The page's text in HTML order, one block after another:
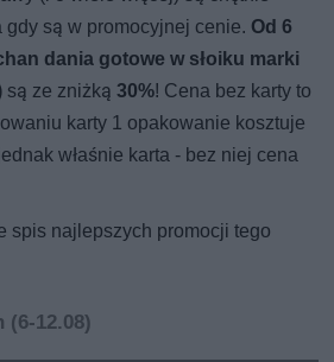
gdy są w promocyjnej cenie. Od 6
dania gotowe w słoiku marki
są ze zniżką30%! Cena bez karty to
karty 1 opakowanie kosztuje
właśnie karta - bez niej cena
spis najlepszych promocji tego
(6-12.08)